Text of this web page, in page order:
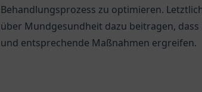
Behandlungsprozess zu optimieren.
über Mundgesundheit dazu beitragen,
und entsprechende Maßnahmen ergreifen.